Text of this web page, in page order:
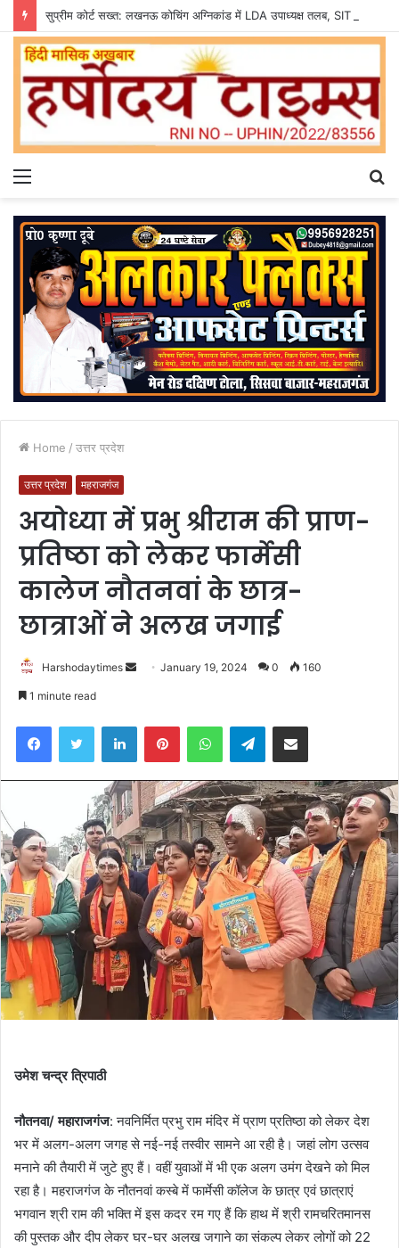
Menu
Home / उत्तर प्रदेश
उत्तर प्रदेश महराजगंज
अयोध्या में प्रभु श्रीराम की प्राण-
प्रतिष्ठा को लेकर फार्मेसी
कालेज नौतनवां के छात्र-
छात्राओं ने अलख जगाई
Harshodaytimes
SendJanuary 19, 2024 0 160
1 minute read
FacebookTwitter LinkedInPinterestWhatsAppTelegramShare via Email
उमेश चन्द्र त्रिपाठी
नौतनवा/ महाराजगंज: नवनिर्मित प्रभु राम मंदिर में प्राण प्रतिष्ठा को लेकर देश
भर में अलग-अलग जगह से नई-नई तस्वीर सामने आ रही है। जहां लोग उत्सव
मनाने की तैयारी में जुटे हुए हैं। वहीं युवाओं में भी एक अलग उमंग देखने को मिल
रहा है। महराजगंज के नौतनवां कस्बे में फार्मेसी कॉलेज के छात्र एवं छात्राएं
भगवान श्री राम की भक्ति में इस कदर रम गए हैं कि हाथ में श्री रामचरितमानस
की पुस्तक और दीप लेकर घर-घर अलख जगाने का संकल्प लेकर लोगों को 22